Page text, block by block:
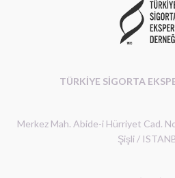
TÜRKİYE SİGORTA
Merkez Mah. Abide-i Hürriyet Cad.
Şişli /